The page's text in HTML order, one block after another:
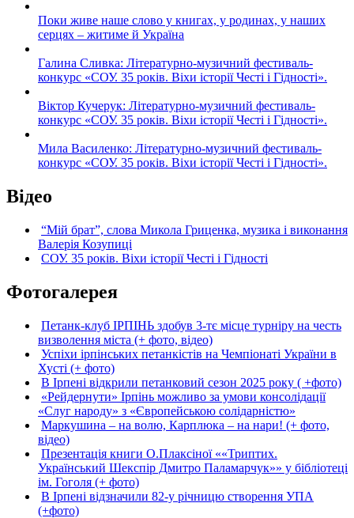
Поки живе наше слово у книгах, у родинах, у наших
серцях – житиме й Україна
Галина Сливка: Літературно-музичний фестиваль-
конкурс «СОУ. 35 років. Віхи історії Честі і Гідності».
Віктор Кучерук: Літературно-музичний фестиваль-
конкурс «СОУ. 35 років. Віхи історії Честі і Гідності».
Мила Василенко: Літературно-музичний фестиваль-
конкурс «СОУ. 35 років. Віхи історії Честі і Гідності».
Відео
“Мій брат”, слова Микола Гриценка, музика і виконання
Валерія Козупиці
СОУ. 35 років. Віхи історії Честі і Гідності
Фотогалерея
Петанк-клуб ІРПІНЬ здобув 3-тє місце турніру на честь
визволення міста (+ фото, відео)
Успіхи ірпінських петанкістів на Чемпіонаті України в
Хусті (+ фото)
В Ірпені відкрили петанковий сезон 2025 року ( +фото)
«Рейдернути» Ірпінь можливо за умови консолідації
«Слуг народу» з «Європейською солідарністю»
Маркушина – на волю, Карплюка – на нари! (+ фото,
відео)
Презентація книги О.Плаксіної ««Триптих.
Український Шекспір Дмитро Паламарчук»» у бібліотеці
ім. Гоголя (+ фото)
В Ірпені відзначили 82-у річницю створення УПА
(+фото)